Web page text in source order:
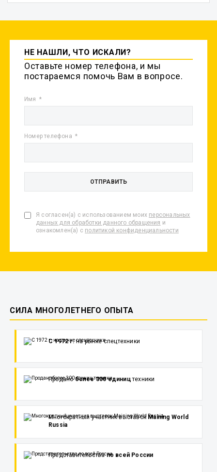
НЕ НАШЛИ, ЧТО ИСКАЛИ?
Оставьте номер телефона, и мы
постараемся помочь Вам в вопросе.
Имя
Номер телефона
Я согласен(а) с использованием моих персональных
данных для обработки данного обращения и
ознакомлен(а) с политикой конфиденциальности
СИЛА МНОГОЛЕТНЕГО ОПЫТА
С 1972 г.на рынке спецтехники
Проданоболее 300 едиництехники
Многократный участник выставок Maining World
Russia
Представительствапо всей России